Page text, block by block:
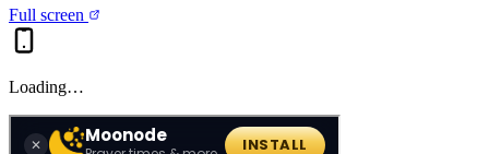
Full screen
Loading…